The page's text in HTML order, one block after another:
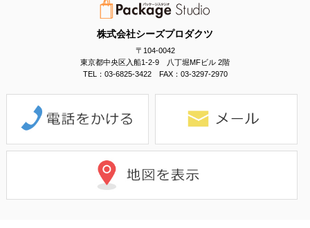
株式会社シーズプロダクツ
〒104-0042
東京都中央区入船1-2-9 八丁堀MFビル 2階
TEL：03-6825-3422 FAX：03-3297-2970